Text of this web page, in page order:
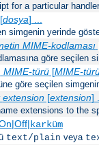
for a particular
dosya] ...
simgenin yerinde
MIME-kodlaması
göre seçilen
MIME-türü[MIME-
göre seçilen
extension[extension]
extensions to the
karküm
text/plain veya